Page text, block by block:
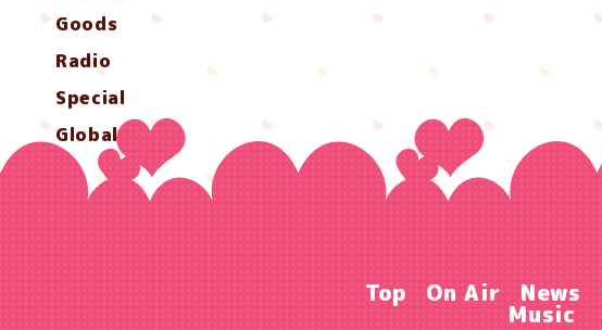
Goods
Radio
Special
Global
Top On Air News
Music